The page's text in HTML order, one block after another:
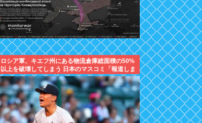
ロシア軍、キエフ州にある物流倉庫総面積の50%
以上を破壊してしまう 日本のマスコミ「報道しま
せん」